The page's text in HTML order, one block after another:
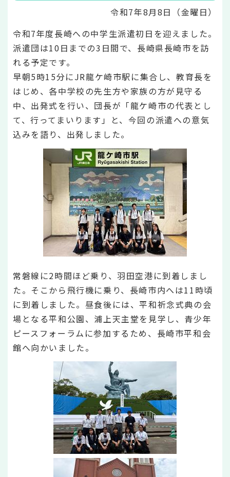
令和7年8月8日（金曜日）
令和7年度長崎への中学生派遣初日を迎えました。
派遣団は10日までの3日間で、長崎県長崎市を訪
れる予定です。
早朝5時15分にJR龍ケ崎市駅に集合し、教育長を
はじめ、各中学校の先生方や家族の方が見守る
中、出発式を行い、団長が「龍ケ崎市の代表とし
て、行ってまいります」と、今回の派遣への意気
込みを語り、出発しました。
常磐線に2時間ほど乗り、羽田空港に到着しまし
た。そこから飛行機に乗り、長崎市内へは11時頃
に到着しました。昼食後には、平和祈念式典の会
場となる平和公園、浦上天主堂を見学し、青少年
ピースフォーラムに参加するため、長崎市平和会
館へ向かいました。